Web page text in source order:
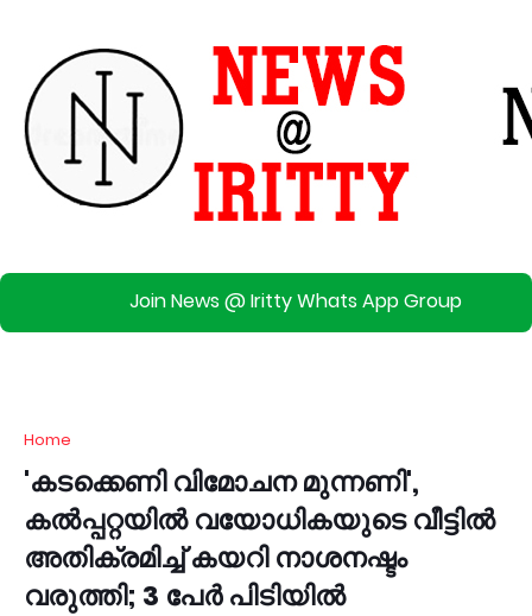
Join News @ Iritty Whats App Group
Home
'കടക്കെണി വിമോചന മുന്നണി',
കൽപ്പറ്റയിൽ വയോധികയുടെ വീട്ടിൽ
അതിക്രമിച്ച് കയറി നാശനഷ്ടം
വരുത്തി; 3 പേർ പിടിയിൽ